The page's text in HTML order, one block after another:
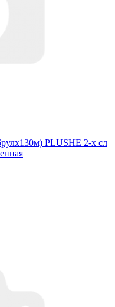
PLUSHE 2-х сл